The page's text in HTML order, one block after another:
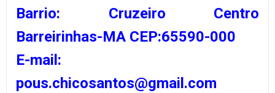
Barrio: Cruzeiro Centro
Barreirinhas-MA CEP:65590-000
E-mail:
pous.chicosantos@gmail.com